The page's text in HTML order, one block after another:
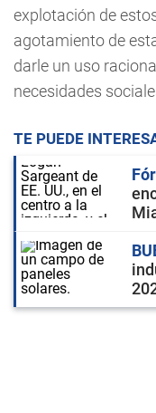
explotación de
agotamiento de
darle un uso
necesidades
TE PUEDE